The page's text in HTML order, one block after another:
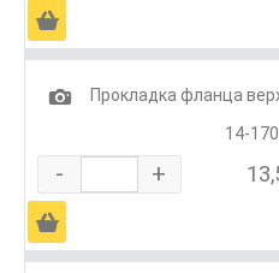
Ä
1
Прокладка фланца
14-
- +
Ä